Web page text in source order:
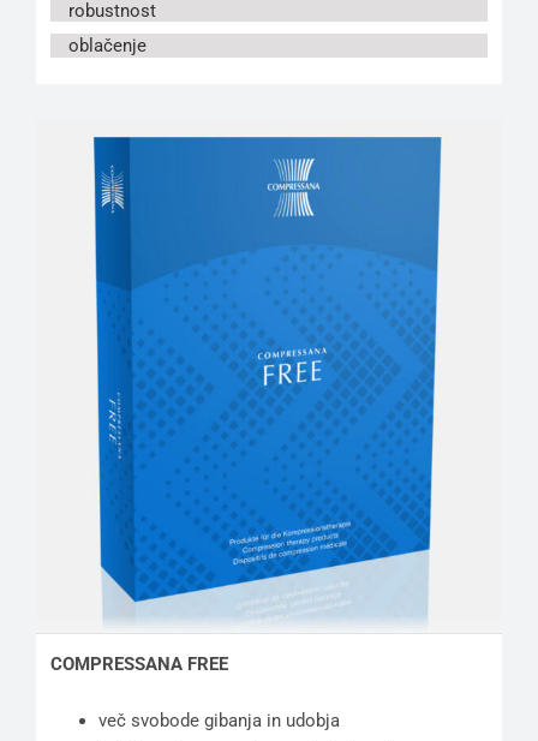
robustnost
oblačenje
COMPRESSANA FREE
več svobode gibanja in udobja